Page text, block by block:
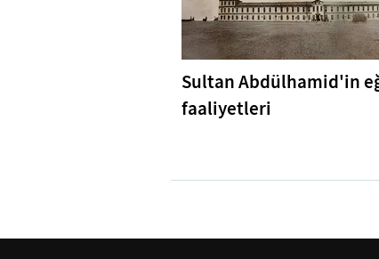
Sultan Abdülhamid'in
faaliyetleri